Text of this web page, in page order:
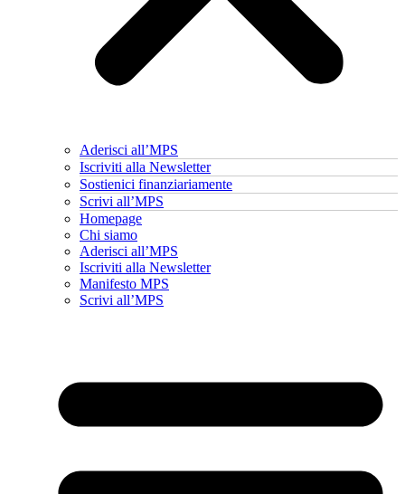
Aderisci all’MPS
Iscriviti alla Newsletter
Sostienici finanziariamente
Scrivi all’MPS
Homepage
Chi siamo
Aderisci all’MPS
Iscriviti alla Newsletter
Manifesto MPS
Scrivi all’MPS